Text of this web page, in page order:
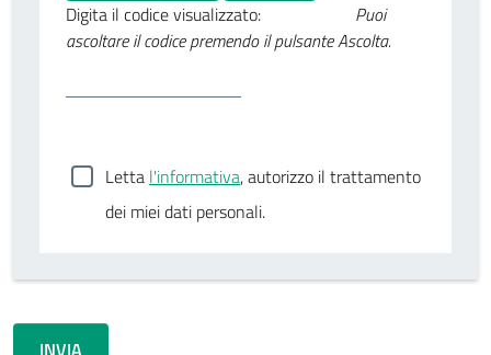
Digita il codice visualizzato:
Puoi
ascoltare il codice premendo il pulsante Ascolta.
Letta l'informativa, autorizzo il trattamento
dei miei dati personali.